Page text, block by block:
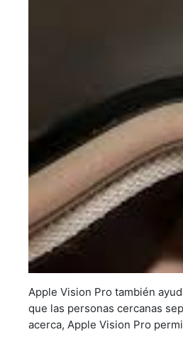
Apple Vision Pro también
que las personas cercanas
acerca, Apple Vision Pro